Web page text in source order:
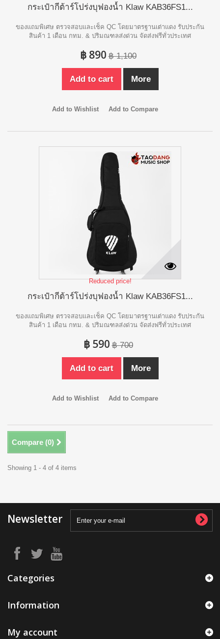
กระเป๋ากีต้าร์โปร่งบุฟองน้ำ Klaw KAB36FS1...
ของแถมพิเศษ ตรวจสอบและเช็ค QC โดยมาตรฐานเต่าแดง รับประกัน
สินค้า 1 เดือน กทม. & ปริมณฑลส่งด่วน จัดส่งฟรีทั่วประเทศ
฿ 890 ฿ 1,100
Add to cart More
Add to Wishlist Add to Compare
Reduced price!
กระเป๋ากีต้าร์โปร่งบุฟองน้ำ Klaw KAB36FS1...
ของแถมพิเศษ ตรวจสอบและเช็ค QC โดยมาตรฐานเต่าแดง รับประกัน
สินค้า 1 เดือน กทม. & ปริมณฑลส่งด่วน จัดส่งฟรีทั่วประเทศ
฿ 590 ฿ 700
Add to cart More
Add to Wishlist Add to Compare
Compare (0)
Showing 1 - 4 of 4 items
Newsletter
Categories
Information
My account